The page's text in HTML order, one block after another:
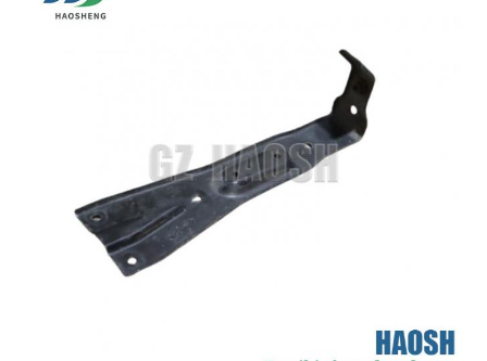
EB3B-17754/EB3B 17754
Tiêu chuẩn
Bao bì
Trực quan / Tùy chỉnh cho nhu cầu của
khách hàng
10-15 ngày Sau khi nhận được tiền đặt cọc